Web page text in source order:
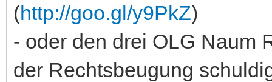
(http://goo.gl/y9PkZ)
- oder den drei OLG Naum
der Rechtsbeugung